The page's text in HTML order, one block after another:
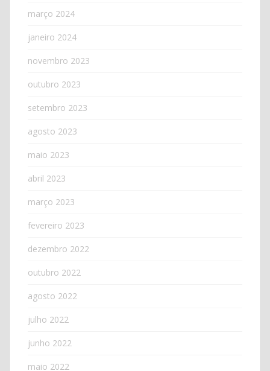
março 2024
janeiro 2024
novembro 2023
outubro 2023
setembro 2023
agosto 2023
maio 2023
abril 2023
março 2023
fevereiro 2023
dezembro 2022
outubro 2022
agosto 2022
julho 2022
junho 2022
maio 2022